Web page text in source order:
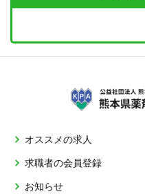
オススメの求人
求職者の会員登録
お知らせ